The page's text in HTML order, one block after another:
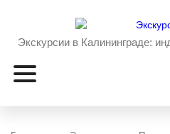
Экскурсии в Калининграде: